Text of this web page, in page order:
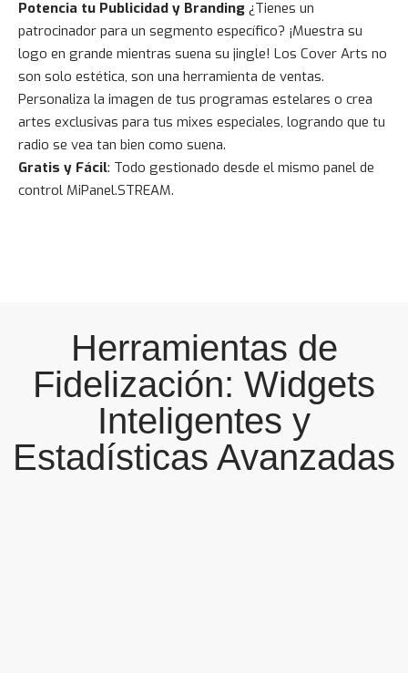
Potencia tu Publicidad y Branding ¿Tienes un
patrocinador para un segmento específico? ¡Muestra su
logo en grande mientras suena su jingle! Los Cover Arts no
son solo estética, son una herramienta de ventas.
Personaliza la imagen de tus programas estelares o crea
artes exclusivas para tus mixes especiales, logrando que tu
radio se vea tan bien como suena.
Gratis y Fácil: Todo gestionado desde el mismo panel de
control MiPanel.STREAM.
Herramientas de
Fidelización: Widgets
Inteligentes y
Estadísticas Avanzadas